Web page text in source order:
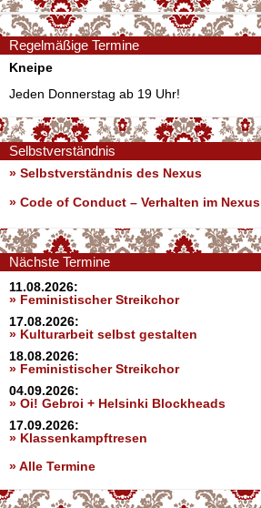
Regelmäßige Termine
Kneipe
Jeden Donnerstag ab 19 Uhr!
Selbstverständnis
» Selbstverständnis des Nexus
» Code of Conduct – Verhalten im Nexus
Nächste Termine
11.08.2026:
» Feministischer Streikchor
17.08.2026:
» Kulturarbeit selbst gestalten
18.08.2026:
» Feministischer Streikchor
04.09.2026:
» Oi! Gebroi + Helsinki Blockheads
17.09.2026:
» Klassenkampftresen
» Alle Termine